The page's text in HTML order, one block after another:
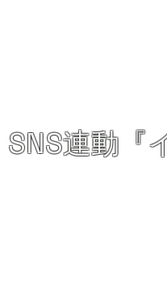
SNS連動『